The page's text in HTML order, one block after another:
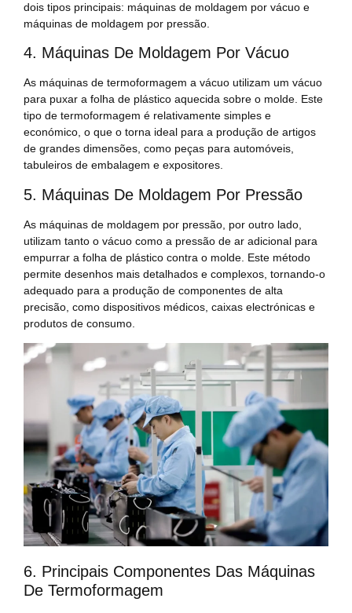
dois tipos principais: máquinas de moldagem por vácuo e
máquinas de moldagem por pressão.
4. Máquinas De Moldagem Por Vácuo
As máquinas de termoformagem a vácuo utilizam um vácuo
para puxar a folha de plástico aquecida sobre o molde. Este
tipo de termoformagem é relativamente simples e
económico, o que o torna ideal para a produção de artigos
de grandes dimensões, como peças para automóveis,
tabuleiros de embalagem e expositores.
5. Máquinas De Moldagem Por Pressão
As máquinas de moldagem por pressão, por outro lado,
utilizam tanto o vácuo como a pressão de ar adicional para
empurrar a folha de plástico contra o molde. Este método
permite desenhos mais detalhados e complexos, tornando-o
adequado para a produção de componentes de alta
precisão, como dispositivos médicos, caixas electrónicas e
produtos de consumo.
6. Principais Componentes Das Máquinas
De Termoformagem